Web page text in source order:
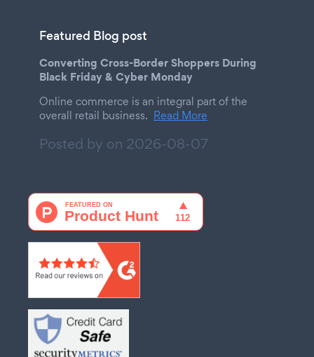
Featured Blog post
Converting Cross-Border Shoppers During
Black Friday & Cyber Monday
Online commerce is an integral part of the
overall retail business. Read More
Posted by on 2026-08-07